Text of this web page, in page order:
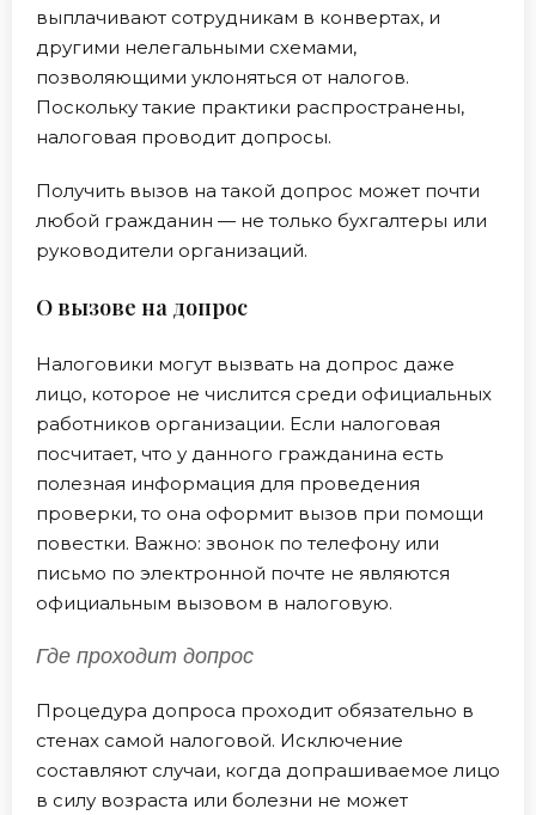
выплачивают сотрудникам в конвертах, и
другими нелегальными схемами,
позволяющими уклоняться от налогов.
Поскольку такие практики распространены,
налоговая проводит допросы.
Получить вызов на такой допрос может почти
любой гражданин — не только бухгалтеры или
руководители организаций.
О вызове на допрос
Налоговики могут вызвать на допрос даже
лицо, которое не числится среди официальных
работников организации. Если налоговая
посчитает, что у данного гражданина есть
полезная информация для проведения
проверки, то она оформит вызов при помощи
повестки. Важно: звонок по телефону или
письмо по электронной почте не являются
официальным вызовом в налоговую.
Где проходит допрос
Процедура допроса проходит обязательно в
стенах самой налоговой. Исключение
составляют случаи, когда допрашиваемое лицо
в силу возраста или болезни не может